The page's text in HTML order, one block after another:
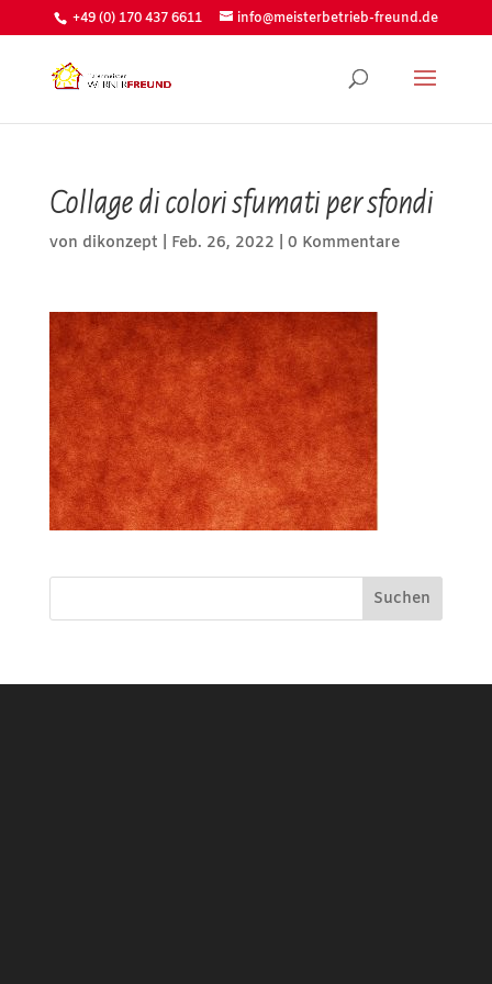
+49 (0) 170 437 6611 info@meisterbetrieb-freund.de
Collage di colori sfumati per sfondi
von dikonzept Feb. 26, 2022 0 Kommentare